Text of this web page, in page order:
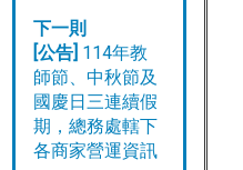
下一則
[公告] 114年教
師節、中秋節及
國慶日三連續假
期，總務處轄下
各商家營運資訊